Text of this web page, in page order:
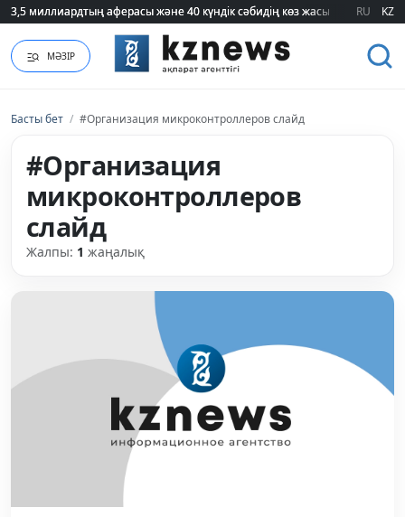
3,5 миллиардтың аферасы және 40 күндік сәбидің көз жасы:
3,5 миллиардтың аферасы және 40 күндік сәбидің көз жасы: RU KZ
МӘЗІР
Басты бет / #Организация микроконтроллеров слайд
#Организация
микроконтроллеров
слайд
Жалпы: 1 жаңалық